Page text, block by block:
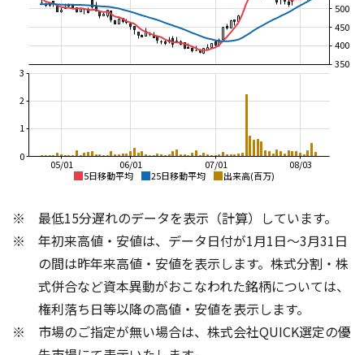
5日移動平均 25日移動平均 出来高(百万)
08/03
07/01
06/01
05/01
350
400
450
500
0
1
2
3
300
600
3
300
600
1,000
最低15分遅れのデータを表示（計算）しています。
年初来高値・安値は、データ日付が1月1日～3月31日
の間は昨年来高値・安値を表示します。株式分割・株
式併合など資本異動がおこなわれた銘柄については、
権利落ち日等以降の高値・安値を表示します。
市場のご指定が無い場合は、株式会社QUICK選定の優